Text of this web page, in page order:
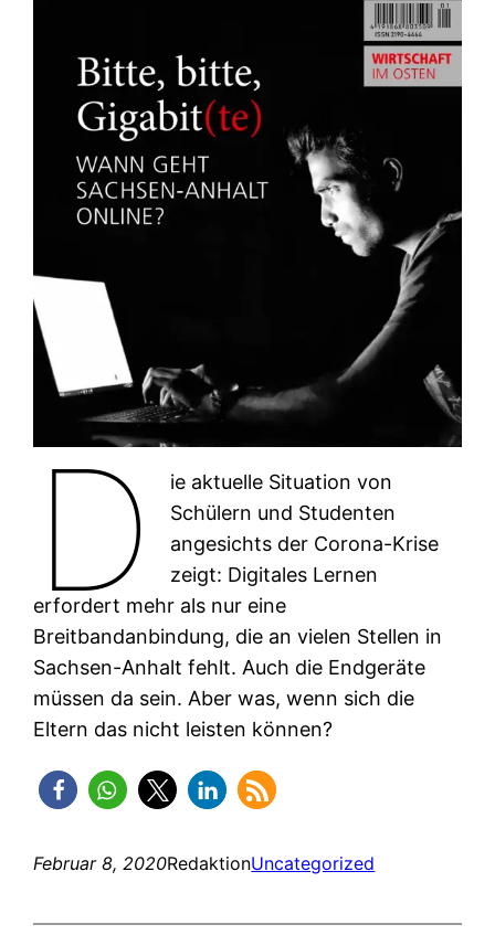
D
ie aktuelle Situation von
Schülern und Studenten
angesichts der Corona-Krise
zeigt: Digitales Lernen
erfordert mehr als nur eine
Breitbandanbindung, die an vielen Stellen in
Sachsen-Anhalt fehlt. Auch die Endgeräte
müssen da sein. Aber was, wenn sich die
Eltern das nicht leisten können?
Februar 8, 2020RedaktionUncategorized